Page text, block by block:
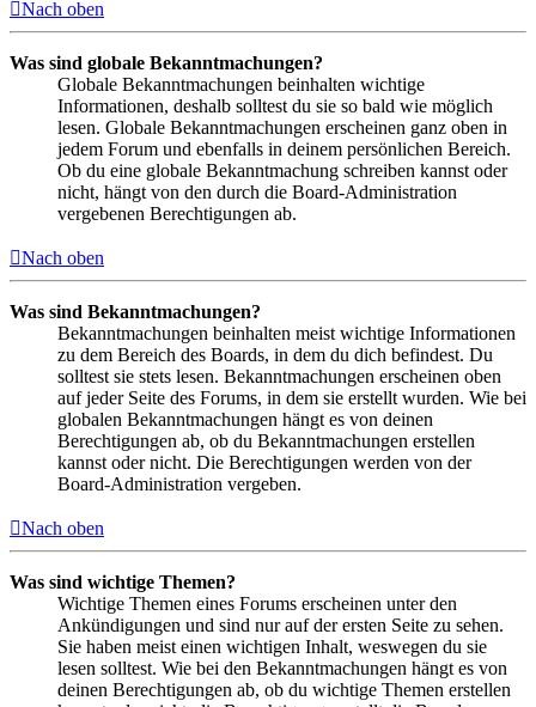
Nach oben
Was sind globale Bekanntmachungen?
Globale Bekanntmachungen beinhalten wichtige
Informationen, deshalb solltest du sie so bald wie möglich
lesen. Globale Bekanntmachungen erscheinen ganz oben in
jedem Forum und ebenfalls in deinem persönlichen Bereich.
Ob du eine globale Bekanntmachung schreiben kannst oder
nicht, hängt von den durch die Board-Administration
vergebenen Berechtigungen ab.
Nach oben
Was sind Bekanntmachungen?
Bekanntmachungen beinhalten meist wichtige Informationen
zu dem Bereich des Boards, in dem du dich befindest. Du
solltest sie stets lesen. Bekanntmachungen erscheinen oben
auf jeder Seite des Forums, in dem sie erstellt wurden. Wie bei
globalen Bekanntmachungen hängt es von deinen
Berechtigungen ab, ob du Bekanntmachungen erstellen
kannst oder nicht. Die Berechtigungen werden von der
Board-Administration vergeben.
Nach oben
Was sind wichtige Themen?
Wichtige Themen eines Forums erscheinen unter den
Ankündigungen und sind nur auf der ersten Seite zu sehen.
Sie haben meist einen wichtigen Inhalt, weswegen du sie
lesen solltest. Wie bei den Bekanntmachungen hängt es von
deinen Berechtigungen ab, ob du wichtige Themen erstellen